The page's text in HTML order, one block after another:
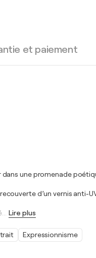
et paiement
une promenade
d’un vernis anti-
Lire plus
Expressionnisme